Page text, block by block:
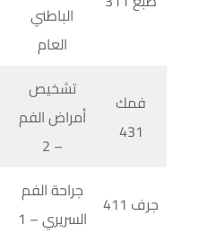
الباطني
العام
فمك
431
تشخيص
أمراض الفم
– 2
جرف 411
جراحة الفم
السريري – 1